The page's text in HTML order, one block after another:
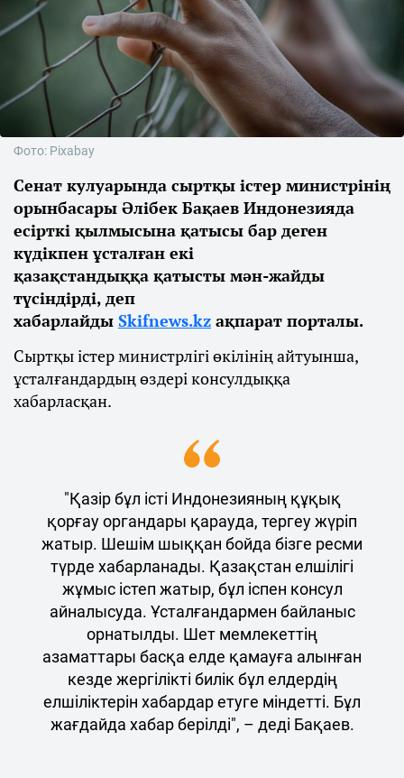
Фото: Pixabay
Сенат кулуарында сыртқы істер министрінің
орынбасары Әлібек Бақаев Индонезияда
есірткі қылмысына қатысы бар деген
күдікпен ұсталған екі
қазақстандыққа қатысты мән-жайды
түсіндірді, деп
хабарлайды Skifnews.kz ақпарат порталы.
Сыртқы істер министрлігі өкілінің айтуынша,
ұсталғандардың өздері консулдыққа
хабарласқан.
"Қазір бұл істі Индонезияның құқық
қорғау органдары қарауда, тергеу жүріп
жатыр. Шешім шыққан бойда бізге ресми
түрде хабарланады. Қазақстан елшілігі
жұмыс істеп жатыр, бұл іспен консул
айналысуда. Ұсталғандармен байланыс
орнатылды. Шет мемлекеттің
азаматтары басқа елде қамауға алынған
кезде жергілікті билік бұл елдердің
елшіліктерін хабардар етуге міндетті. Бұл
жағдайда хабар берілді", – деді Бақаев.